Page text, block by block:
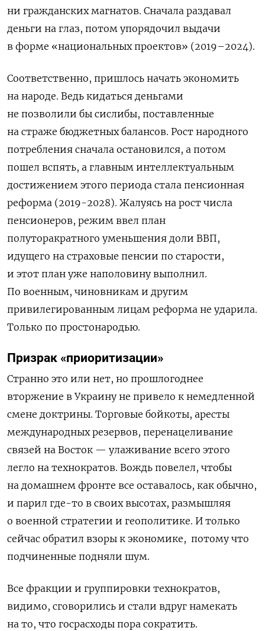
ни гражданских магнатов. Сначала раздавал
деньги на глаз, потом упорядочил выдачи
в форме «национальных проектов» (2019–2024).
Соответственно, пришлось начать экономить
на народе. Ведь кидаться деньгами
не позволили бы сислибы, поставленные
на страже бюджетных балансов. Рост народного
потребления сначала остановился, а потом
пошел вспять, а главным интеллектуальным
достижением этого периода стала пенсионная
реформа (2019-2028). Жалуясь на рост числа
пенсионеров, режим ввел план
полуторакратного уменьшения доли ВВП,
идущего на страховые пенсии по старости,
и этот план уже наполовину выполнил.
По военным, чиновникам и другим
привилегированным лицам реформа не ударила.
Только по простонародью.
Призрак «приоритизации»
Странно это или нет, но прошлогоднее
вторжение в Украину не привело к немедленной
смене доктрины. Торговые бойкоты, аресты
международных резервов, перенацеливание
связей на Восток — улаживание всего этого
легло на технократов. Вождь повелел, чтобы
на домашнем фронте все оставалось, как обычно,
и парил где-то в своих высотах, размышляя
о военной стратегии и геополитике. И только
сейчас обратил взоры к экономике, потому что
подчиненные подняли шум.
Все фракции и группировки технократов,
видимо, сговорились и стали вдруг намекать
на то, что госрасходы пора сократить.